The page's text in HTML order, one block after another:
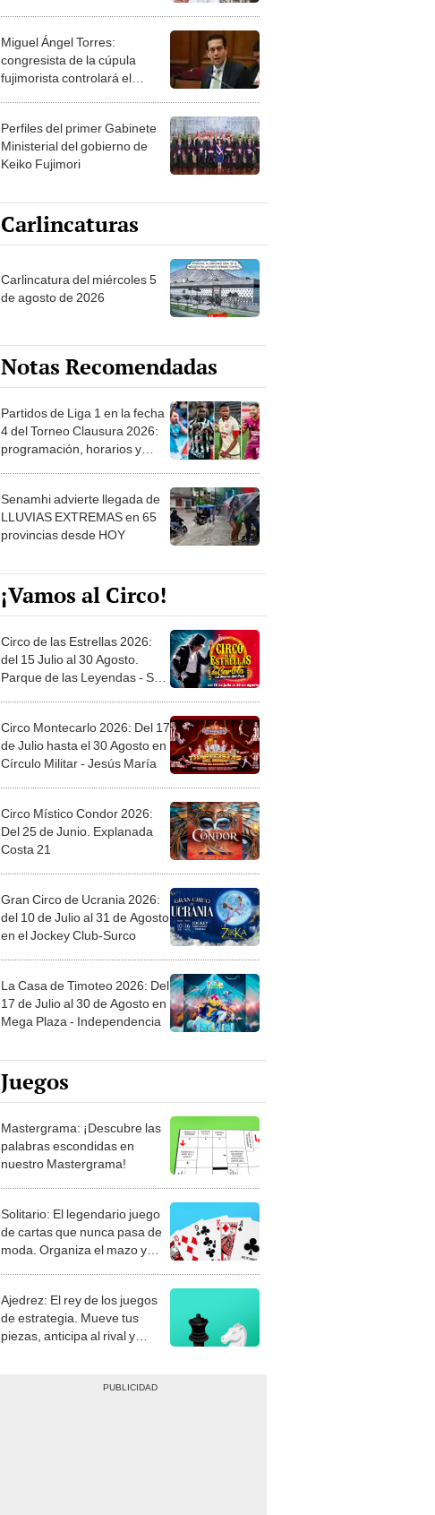
Miguel Ángel Torres:
congresista de la cúpula
fujimorista controlará el
Perfiles del primer Gabinete
Ministerial del gobierno de
Keiko Fujimori
Carlincaturas
Carlincatura del miércoles 5
de agosto de 2026
Notas Recomendadas
Partidos de Liga 1 en la fecha
4 del Torneo Clausura 2026:
programación, horarios y
Senamhi advierte llegada de
LLUVIAS EXTREMAS en 65
provincias desde HOY
¡Vamos al Circo!
Circo de las Estrellas 2026:
del 15 Julio al 30 Agosto.
Parque de las Leyendas - San
Circo Montecarlo 2026: Del 17
de Julio hasta el 30 Agosto en
Círculo Militar - Jesús María
Circo Místico Condor 2026:
Del 25 de Junio. Explanada
Costa 21
Gran Circo de Ucrania 2026:
del 10 de Julio al 31 de Agosto
en el Jockey Club-Surco
La Casa de Timoteo 2026: Del
17 de Julio al 30 de Agosto en
Mega Plaza - Independencia
Juegos
Mastergrama: ¡Descubre las
palabras escondidas en
nuestro Mastergrama!
Solitario: El legendario juego
de cartas que nunca pasa de
moda. Organiza el mazo y
Ajedrez: El rey de los juegos
de estrategia. Mueve tus
piezas, anticipa al rival y